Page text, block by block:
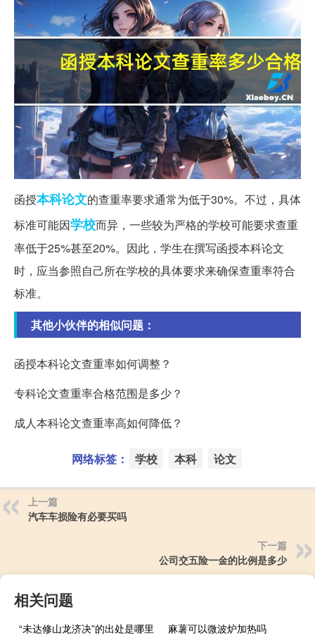
函授本科论文的查重率要求通常为低于30%。不过，具体
标准可能因学校而异，一些较为严格的学校可能要求查重
率低于25%甚至20%。因此，学生在撰写函授本科论文
时，应当参照自己所在学校的具体要求来确保查重率符合
标准。
其他小伙伴的相似问题：
函授本科论文查重率如何调整？
专科论文查重率合格范围是多少？
成人本科论文查重率高如何降低？
网络标签： 学校 本科 论文
上一篇
汽车车损险有必要买吗
下一篇
公司交五险一金的比例是多少
相关问题
“未达修山龙济决”的出处是哪里
麻薯可以微波炉加热吗